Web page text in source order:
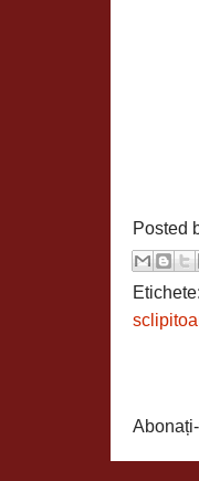
Posted
Etichete: